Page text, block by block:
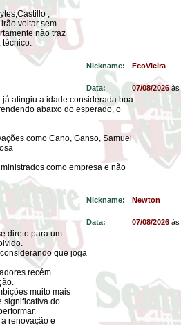
,
voltar sem
não traz
técnico.
Nickname:
FcoVieira
Data: 07/08/2026às
atingiu a idade considerada boa
abaixo do esperado, o
como Cano, Ganso, Samuel
como empresa e não
Nickname:
Newton
Data: 07/08/2026 às
direto para um
que joga
recém
muito mais
significativa do
renovação e